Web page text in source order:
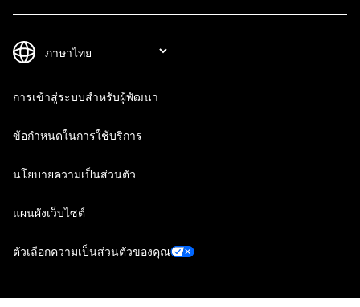
การเข้าสู่ระบบสำหรับผู้พัฒนา
ข้อกำหนดในการใช้บริการ
นโยบายความเป็นส่วนตัว
แผนผังเว็บไซต์
ตัวเลือกความเป็นส่วนตัวของคุณ